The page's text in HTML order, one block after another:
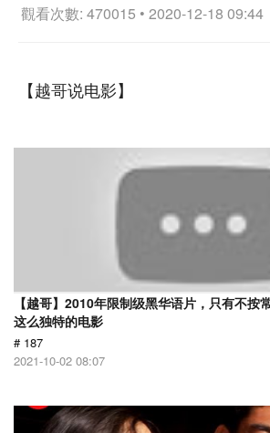
觀看次數: 470015 • 2020-12-18 09:44
【越哥说电影】
【越哥】2010年限制级黑华语片，只有不按
这么独特的电影
# 187
2021-10-02 08:07